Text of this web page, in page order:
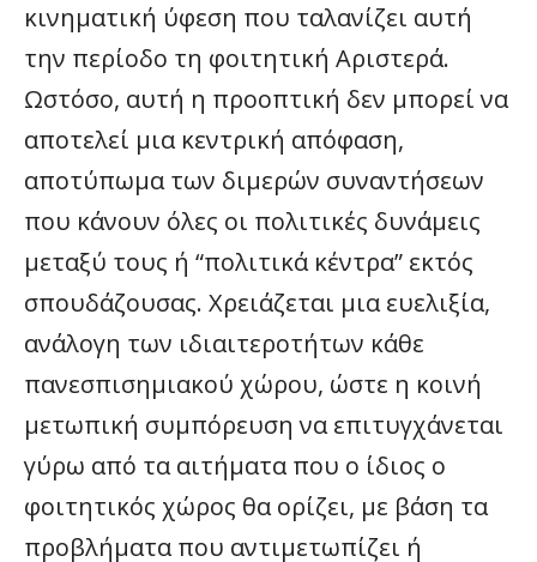
κινηματική ύφεση που ταλανίζει αυτή
την περίοδο τη φοιτητική Αριστερά.
Ωστόσο, αυτή η προοπτική δεν μπορεί να
αποτελεί μια κεντρική απόφαση,
αποτύπωμα των διμερών συναντήσεων
που κάνουν όλες οι πολιτικές δυνάμεις
μεταξύ τους ή “πολιτικά κέντρα” εκτός
σπουδάζουσας. Χρειάζεται μια ευελιξία,
ανάλογη των ιδιαιτεροτήτων κάθε
πανεσπισημιακού χώρου, ώστε η κοινή
μετωπική συμπόρευση να επιτυγχάνεται
γύρω από τα αιτήματα που ο ίδιος ο
φοιτητικός χώρος θα ορίζει, με βάση τα
προβλήματα που αντιμετωπίζει ή